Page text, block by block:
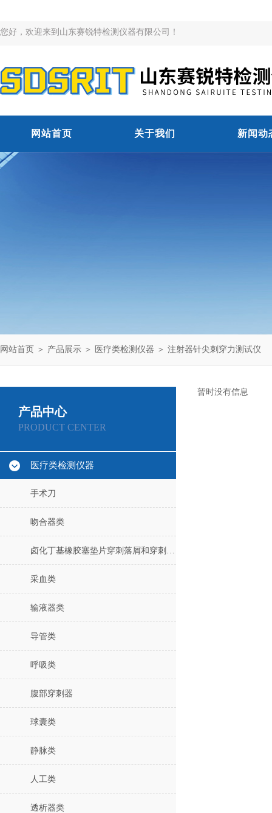
您好，欢迎来到山东赛锐特检测仪器有限公司！
网站首页 关于我们 新闻动
网站首页 ＞ 产品展示 ＞ 医疗类检测仪器 ＞ 注射器针尖刺穿力测试仪
产品中心
PRODUCT CENTER
医疗类检测仪器
手术刀
吻合器类
卤化丁基橡胶塞垫片穿刺落屑和穿刺力测试仪
采血类
输液器类
导管类
呼吸类
腹部穿刺器
球囊类
静脉类
人工类
透析器类
暂时没有信息